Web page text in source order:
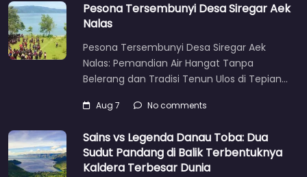
Pesona Tersembunyi Desa Siregar Aek
Nalas
Pesona Tersembunyi Desa Siregar Aek
Nalas: Pemandian Air Hangat Tanpa
Belerang dan Tradisi Tenun Ulos di Tepian…
Aug 7 No comments
Sains vs Legenda Danau Toba: Dua
Sudut Pandang di Balik Terbentuknya
Kaldera Terbesar Dunia